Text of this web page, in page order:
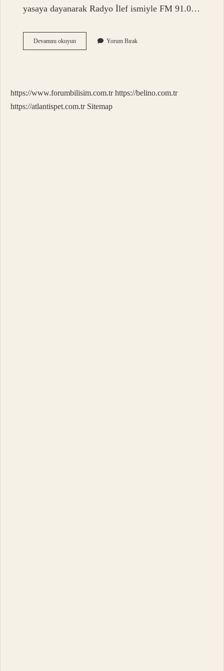
yasaya dayanarak Radyo İlef ismiyle FM 91.0…
Devamını okuyunAnkara
910
Yorum Bırak
https://www.forumbilisim.com.tr https://belino.com.tr
https://atlantispet.com.tr Sitemap